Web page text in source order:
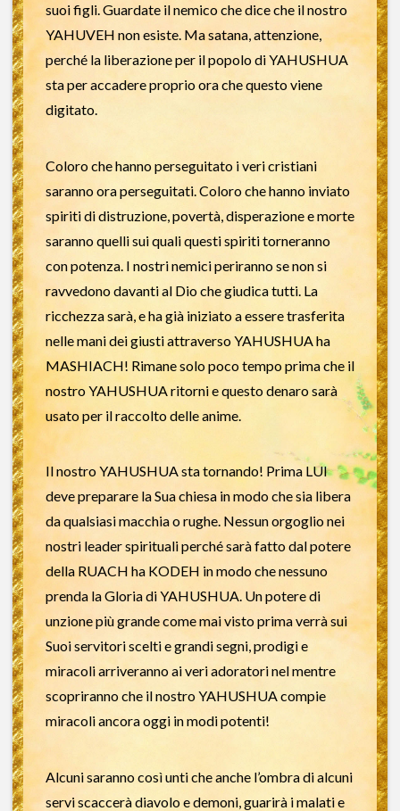
suoi figli. Guardate il nemico che dice che il nostro
YAHUVEH non esiste. Ma satana, attenzione,
perché la liberazione per il popolo di YAHUSHUA
sta per accadere proprio ora che questo viene
digitato.
Coloro che hanno perseguitato i veri cristiani
saranno ora perseguitati. Coloro che hanno inviato
spiriti di distruzione, povertà, disperazione e morte
saranno quelli sui quali questi spiriti torneranno
con potenza. I nostri nemici periranno se non si
ravvedono davanti al Dio che giudica tutti. La
ricchezza sarà, e ha già iniziato a essere trasferita
nelle mani dei giusti attraverso YAHUSHUA ha
MASHIACH! Rimane solo poco tempo prima che il
nostro YAHUSHUA ritorni e questo denaro sarà
usato per il raccolto delle anime.
Il nostro YAHUSHUA sta tornando! Prima LUI
deve preparare la Sua chiesa in modo che sia libera
da qualsiasi macchia o rughe. Nessun orgoglio nei
nostri leader spirituali perché sarà fatto dal potere
della RUACH ha KODEH in modo che nessuno
prenda la Gloria di YAHUSHUA. Un potere di
unzione più grande come mai visto prima verrà sui
Suoi servitori scelti e grandi segni, prodigi e
miracoli arriveranno ai veri adoratori nel mentre
scopriranno che il nostro YAHUSHUA compie
miracoli ancora oggi in modi potenti!
Alcuni saranno così unti che anche l’ombra di alcuni
servi scaccerà diavolo e demoni, guarirà i malati e